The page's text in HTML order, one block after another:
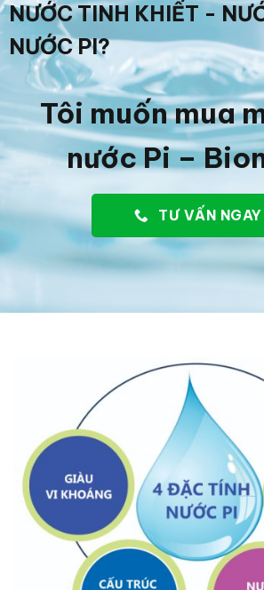
NƯỚC TINH KHIẾT -
NƯỚC PI?
Tôi muốn mua
nước Pi –
TƯ VẤN NGAY